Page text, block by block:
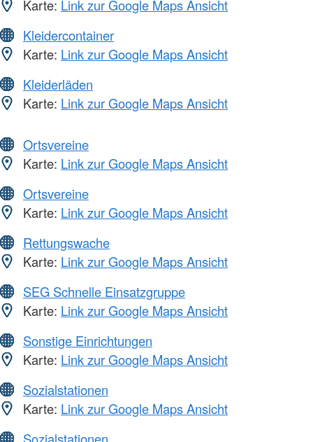
Karte: Link zur Google Maps Ansicht
Kleidercontainer
Karte: Link zur Google Maps Ansicht
Kleiderläden
Karte: Link zur Google Maps Ansicht
Ortsvereine
Karte: Link zur Google Maps Ansicht
Ortsvereine
Karte: Link zur Google Maps Ansicht
Rettungswache
Karte: Link zur Google Maps Ansicht
SEG Schnelle Einsatzgruppe
Karte: Link zur Google Maps Ansicht
Sonstige Einrichtungen
Karte: Link zur Google Maps Ansicht
Sozialstationen
Karte: Link zur Google Maps Ansicht